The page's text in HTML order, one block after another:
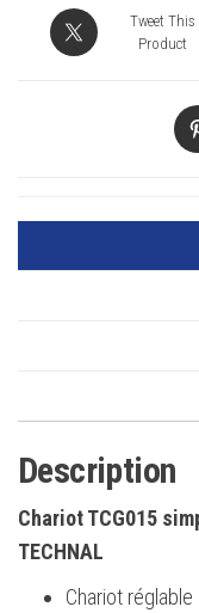
Tweet This
Product
Description
Chariot TCG015
TECHNAL
Chariot